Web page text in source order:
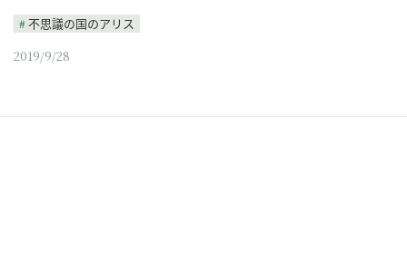
不思議の国のアリス
2019/9/28